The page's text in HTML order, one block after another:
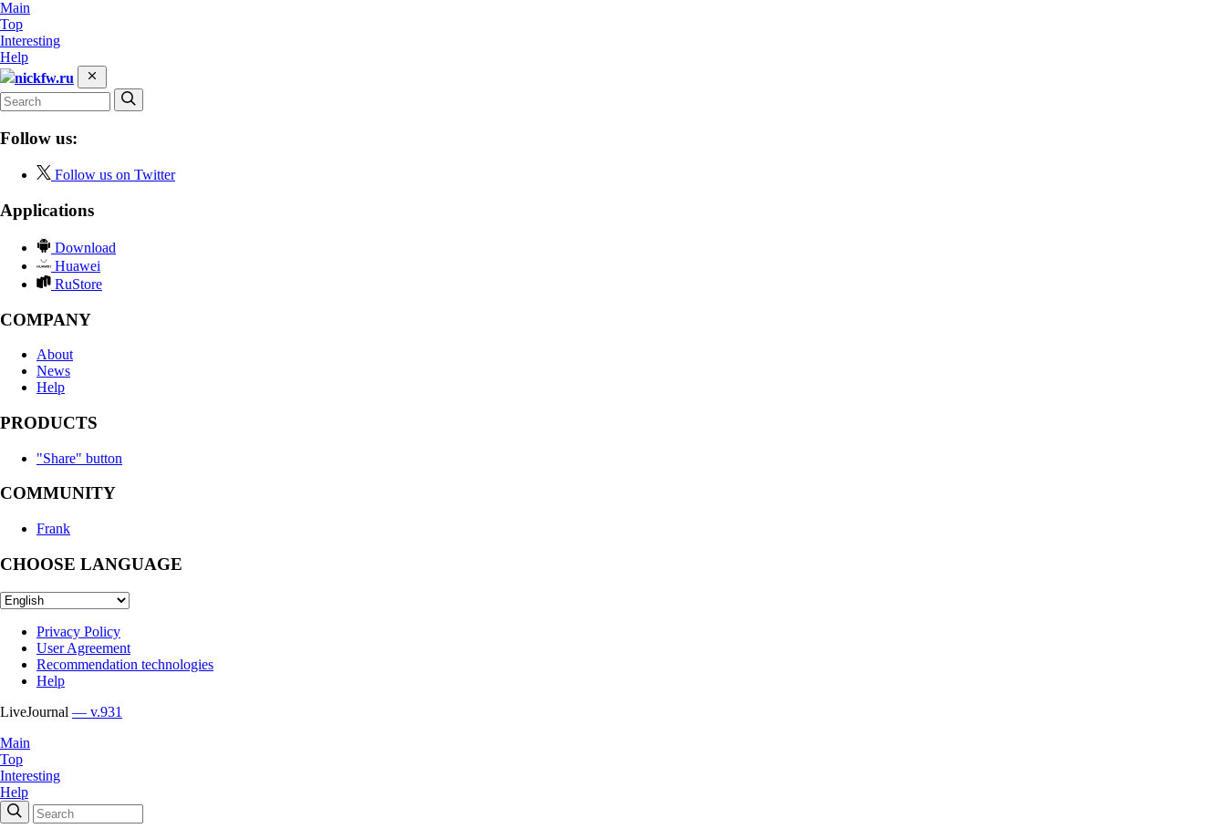
Main
Top
Interesting
Help
nickfw.ru
Follow us:
Follow us on Twitter
Applications
Download
Huawei
RuStore
COMPANY
About
News
Help
PRODUCTS
"Share" button
COMMUNITY
Frank
CHOOSE LANGUAGE
Privacy Policy
User Agreement
Recommendation technologies
Help
LiveJournal — v.931
Main
Top
Interesting
Help